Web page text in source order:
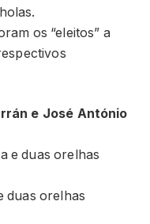
os “eleitos” a
e José António
e duas orelhas
duas orelhas